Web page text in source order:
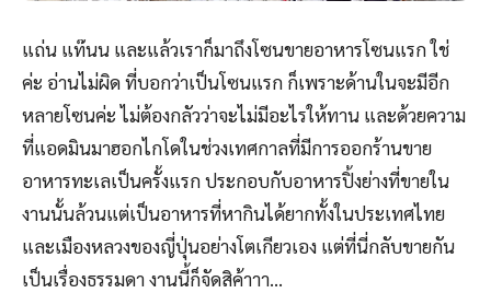
แถ่น แท๊นน และแล้วเราก็มาถึงโซนขายอาหารโซนแรก ใช่
ค่ะ อ่านไม่ผิด ที่บอกว่าเป็นโซนแรก ก็เพราะด้านในจะมีอีก
หลายโซนค่ะ ไม่ต้องกลัวว่าจะไม่มีอะไรให้ทาน และด้วยความ
ที่แอดมินมาฮอกไกโดในช่วงเทศกาลที่มีการออกร้านขาย
อาหารทะเลเป็นครั้งแรก ประกอบกับอาหารปิ้งย่างที่ขายใน
งานนั้นล้วนแต่เป็นอาหารที่หากินได้ยากทั้งในประเทศไทย
และเมืองหลวงของญี่ปุ่นอย่างโตเกียวเอง แต่ที่นี่กลับขายกัน
เป็นเรื่องธรรมดา งานนี้ก็จัดสิค้าาา…